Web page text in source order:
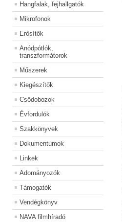
Hangfalak, fejhallgatók
Mikrofonok
Erősítők
Anódpótlók,
transzformátorok
Műszerek
Kiegészítők
Csődobozok
Évfordulók
Szakkönyvek
Dokumentumok
Linkek
Adományozók
Támogatók
Vendégkönyv
NAVA filmhíradó